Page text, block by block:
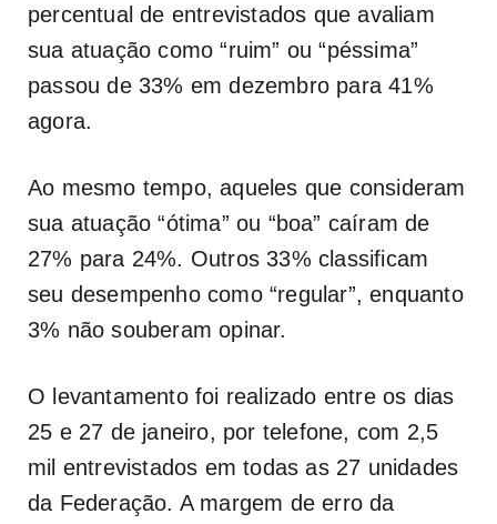
percentual de entrevistados que avaliam
sua atuação como “ruim” ou “péssima”
passou de 33% em dezembro para 41%
agora.
Ao mesmo tempo, aqueles que consideram
sua atuação “ótima” ou “boa” caíram de
27% para 24%. Outros 33% classificam
seu desempenho como “regular”, enquanto
3% não souberam opinar.
O levantamento foi realizado entre os dias
25 e 27 de janeiro, por telefone, com 2,5
mil entrevistados em todas as 27 unidades
da Federação. A margem de erro da